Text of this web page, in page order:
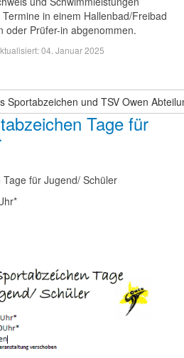
in einem Hallenbad/Freibad
oder Prüfer-in abgenommen.
04. Januar 2025
Sportabzeichen und TSV Owen
Tage für
für Jugend/ Schüler